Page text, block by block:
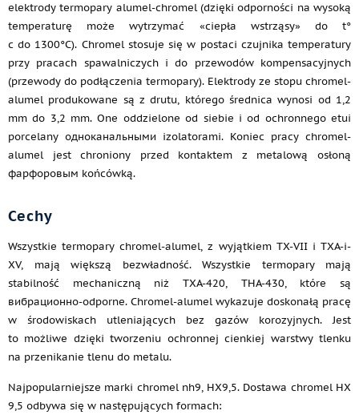
elektrody termopary alumel-chromel (dzięki odporności na wysoką
temperaturę może wytrzymać «ciepła wstrząsy» do t°
c do 1300°C). Chromel stosuje się w postaci czujnika temperatury
przy pracach spawalniczych i do przewodów kompensacyjnych
(przewody do podłączenia termopary). Elektrody ze stopu chromel-
alumel produkowane są z drutu, którego średnica wynosi od 1,2
mm do 3,2 mm. One oddzielone od siebie i od ochronnego etui
porcelany одноканальными izolatorami. Koniec pracy chromel-
alumel jest chroniony przed kontaktem z metalową osłoną
фарфоровым końcówką.
Cechy
Wszystkie termopary chromel-alumel, z wyjątkiem TX-VII i TXA-i-
XV, mają większą bezwładność. Wszystkie termopary mają
stabilność mechaniczną niż TXA-420, THA-430, które są
вибрационно-odporne. Chromel-alumel wykazuje doskonałą pracę
w środowiskach utleniających bez gazów korozyjnych. Jest
to możliwe dzięki tworzeniu ochronnej cienkiej warstwy tlenku
na przenikanie tlenu do metalu.
Najpopularniejsze marki chromel nh9, НХ9,5. Dostawa chromel HX
9,5 odbywa się w następujących formach: